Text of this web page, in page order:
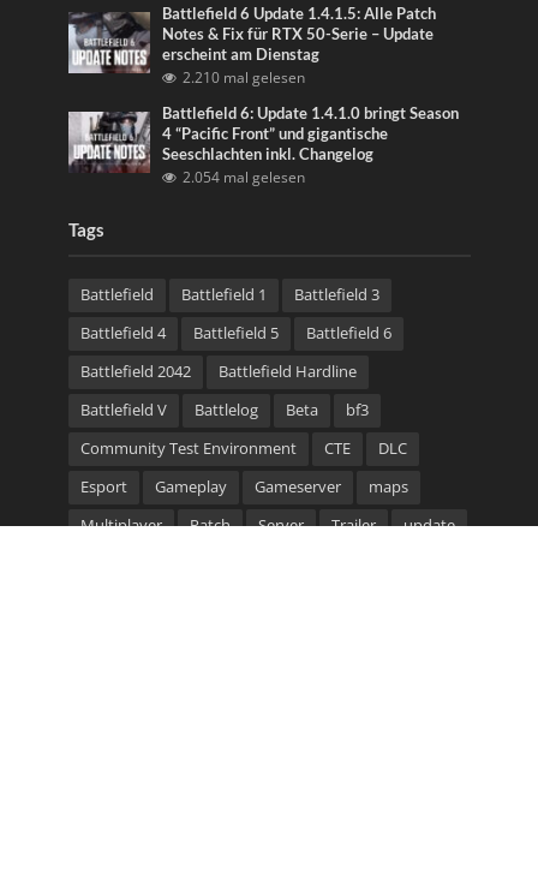
Battlefield 6 Update 1.4.1.5: Alle Patch
Notes & Fix für RTX 50-Serie – Update
erscheint am Dienstag
2.210 mal gelesen
Battlefield 6: Update 1.4.1.0 bringt Season
4 “Pacific Front” und gigantische
Seeschlachten inkl. Changelog
2.054 mal gelesen
Tags
Battlefield Battlefield 1
Battlefield 3
Battlefield 4
Battlefield 5
Battlefield 6
Battlefield 2042
Battlefield Hardline
Battlefield V
Battlelog Beta
bf3
Community Test Environment
CTE
DLC
Esport
Gameplay Gameserver
maps
Multiplayer
Patch Server Trailer
update